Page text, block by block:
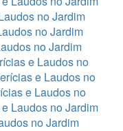
no Jardim
no Jardim
no Jardim
e Laudos no
e Laudos no
e Laudos no
Laudos no Jardim
no Jardim